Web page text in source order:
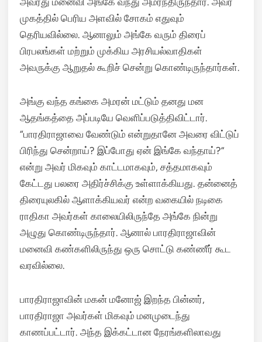
முகத்தில் பெரிய அளவில் சோகம் எதுவும்
தெரியவில்லை. ஆனாலும் அங்கே வரும் திரைப்
பிரபலங்கள் மற்றும் முக்கிய அரசியல்வாதிகள்
அவருக்கு ஆறுதல் கூறிச் சென்று கொண்டிருந்தார்கள்.
அங்கு வந்த கங்கை அமரன் மட்டும் தனது மன
ஆதங்கத்தை அப்படியே வெளிப்படுத்திவிட்டார்.
“பாரதிராஜாவை வேண்டும் என்றுதானே அவரை விட்டுப்
பிரிந்து சென்றாய்? இப்போது ஏன் இங்கே வந்தாய்?”
என்று அவர் மிகவும் காட்டமாகவும், சத்தமாகவும்
கேட்டது பலரை அதிர்ச்சிக்கு உள்ளாக்கியது. தன்னைத்
திரையுலகில் ஆளாக்கியவர் என்ற வகையில் நடிகை
ராதிகா அவர்கள் காலையிலிருந்தே அங்கே நின்று
அழுது கொண்டிருந்தார். ஆனால் பாரதிராஜாவின்
மனைவி கண்களிலிருந்து ஒரு சொட்டு கண்ணீர் கூட
வரவில்லை.
பாரதிராஜாவின் மகன் மனோஜ் இறந்த பின்னர்,
பாரதிராஜா அவர்கள் மிகவும் மனமுடைந்து
காணப்பட்டார். அந்த இக்கட்டான நேரங்களிலாவது